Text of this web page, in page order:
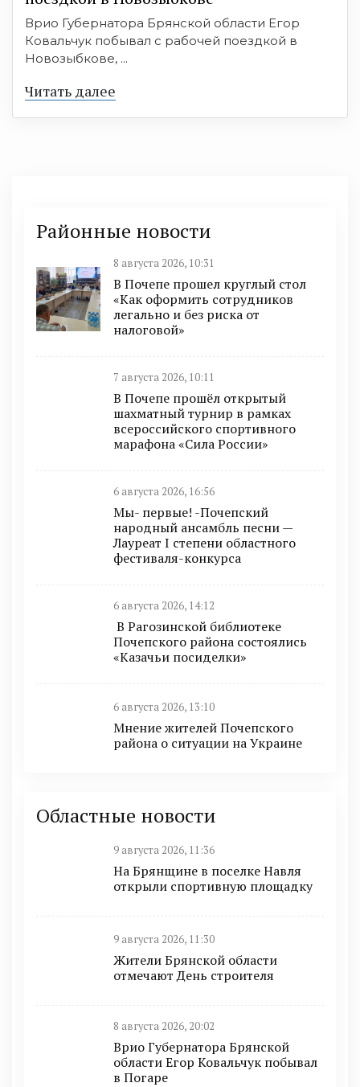
Врио Губернатора Брянской области Егор
Ковальчук побывал с рабочей поездкой в
Новозыбкове, ...
Читать далее
Районные новости
8 августа 2026, 10:31
В Почепе прошел круглый стол
«Как оформить сотрудников
легально и без риска от
налоговой»
7 августа 2026, 10:11
В Почепе прошёл открытый
шахматный турнир в рамках
всероссийского спортивного
марафона «Сила России»
6 августа 2026, 16:56
Мы- первые! -Почепский
народный ансамбль песни —
Лауреат I степени областного
фестиваля-конкурса
6 августа 2026, 14:12
В Рагозинской библиотеке
Почепского района состоялись
«Казачьи посиделки»
6 августа 2026, 13:10
Мнение жителей Почепского
района о ситуации на Украине
Областные новости
9 августа 2026, 11:36
На Брянщине в поселке Навля
открыли спортивную площадку
9 августа 2026, 11:30
Жители Брянской области
отмечают День строителя
8 августа 2026, 20:02
Врио Губернатора Брянской
области Егор Ковальчук побывал
в Погаре